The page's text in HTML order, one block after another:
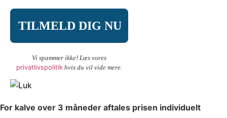
Vi spammer ikke! Læs vores
privatlivspolitikhvis du vil vide mere.
For kalve over 3 måneder aftales prisen individuelt